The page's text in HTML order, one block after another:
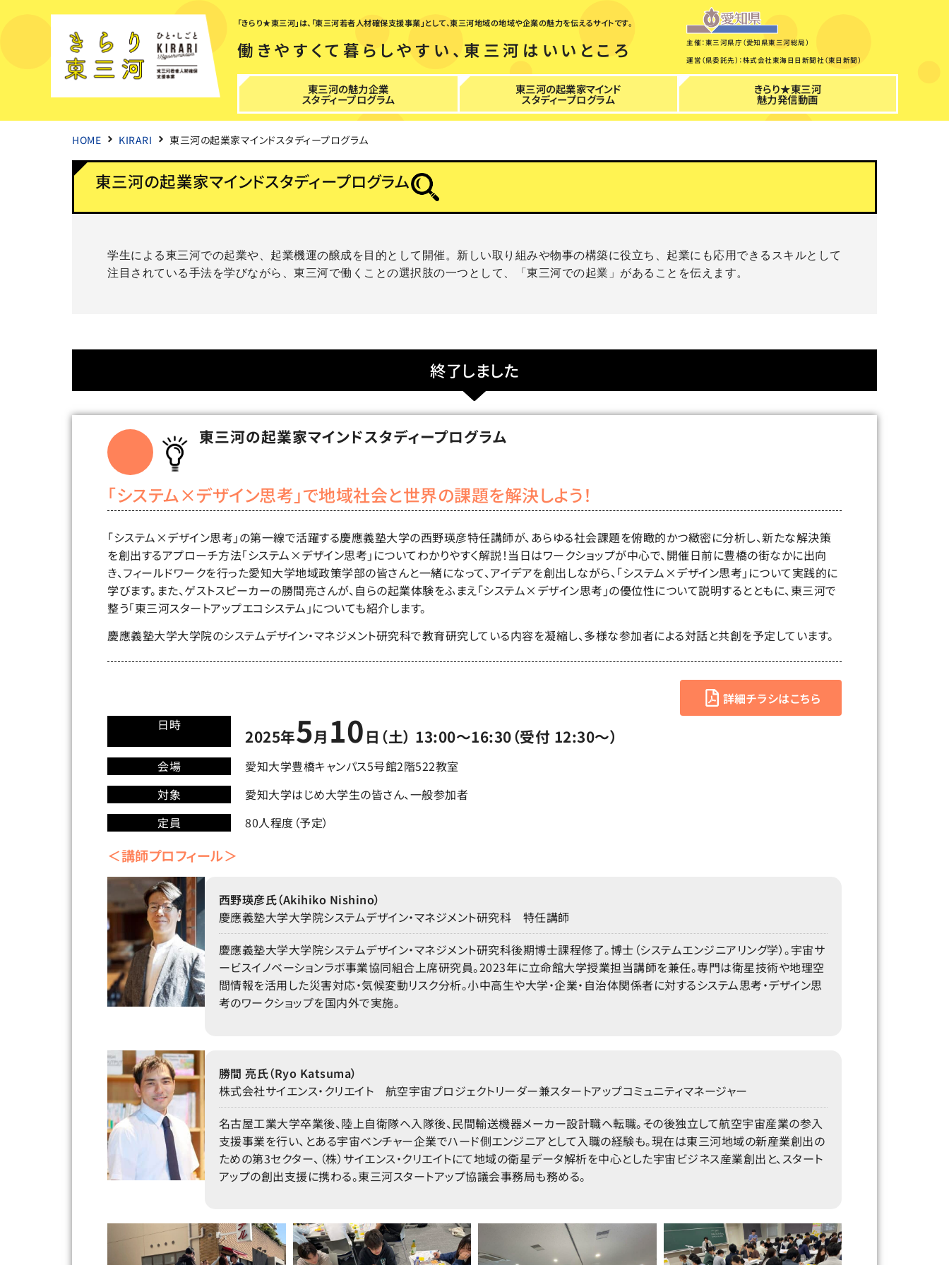
「きらり★東三河」は、「東三河若者人材確保支援事業」として、東三河地域の地域や企業の魅力を伝えるサイトです。
働きやすくて暮らしやすい、東三河はいいところ
主催：東三河県庁（愛知県東三河総局）
運営（県委託先）：株式会社東海日日新聞社（東日新聞）
東三河の魅力企業
スタディープログラム
東三河の起業家マインド
スタディープログラム
きらり★東三河
魅力発信動画
HOME KIRARI 東三河の起業家マインドスタディープログラム
東三河の起業家マインドスタディープログラム
学生による東三河での起業や、起業機運の醸成を目的として開催。新しい取り組みや物事の構築に役立ち、起業にも応用できるスキルとして
注目されている手法を学びながら、東三河で働くことの選択肢の一つとして、「東三河での起業」があることを伝えます。
終了しました
東三河の起業家マインドスタディープログラム
「システム×デザイン思考」で地域社会と世界の課題を解決しよう！
「システム×デザイン思考」の第一線で活躍する慶應義塾大学の西野瑛彦特任講師が、あらゆる社会課題を俯瞰的かつ緻密に分析し、新たな解決策
を創出するアプローチ方法「システム×デザイン思考」についてわかりやすく解説！当日はワークショップが中心で、開催日前に豊橋の街なかに出向
き、フィールドワークを行った愛知大学地域政策学部の皆さんと一緒になって、アイデアを創出しながら、「システム×デザイン思考」について実践的に
学びます。また、ゲストスピーカーの勝間亮さんが、自らの起業体験をふまえ「システム×デザイン思考」の優位性について説明するとともに、東三河で
整う「東三河スタートアップエコシステム」についても紹介します。
慶應義塾大学大学院のシステムデザイン・マネジメント研究科で教育研究している内容を凝縮し、多様な参加者による対話と共創を予定しています。
詳細チラシはこちら
日時
2025年5月 10 日（土） 13:00〜16:30（受付 12:30～）
会場
愛知大学豊橋キャンパス5号館2階522教室
対象
愛知大学はじめ大学生の皆さん、一般参加者
定員
80人程度（予定）
＜講師プロフィール＞
西野瑛彦氏（Akihiko Nishino）
慶應義塾大学大学院システムデザイン・マネジメント研究科 特任講師
慶應義塾大学大学院システムデザイン・マネジメント研究科後期博士課程修了。博士（システムエンジニアリング学）。宇宙サ
ービスイノベーションラボ事業協同組合上席研究員。2023年に立命館大学授業担当講師を兼任。専門は衛星技術や地理空
間情報を活用した災害対応・気候変動リスク分析。小中高生や大学・企業・自治体関係者に対するシステム思考・デザイン思
考のワークショップを国内外で実施。
勝間 亮氏（Ryo Katsuma）
株式会社サイエンス・クリエイト 航空宇宙プロジェクトリーダー兼スタートアップコミュニティマネージャー
名古屋工業大学卒業後、陸上自衛隊へ入隊後、民間輸送機器メーカー設計職へ転職。その後独立して航空宇宙産業の参入
支援事業を行い、とある宇宙ベンチャー企業でハード側エンジニアとして入職の経験も。現在は東三河地域の新産業創出の
ための第3セクター、（株）サイエンス・クリエイトにて地域の衛星データ解析を中心とした宇宙ビジネス産業創出と、スタート
アップの創出支援に携わる。東三河スタートアップ協議会事務局も務める。